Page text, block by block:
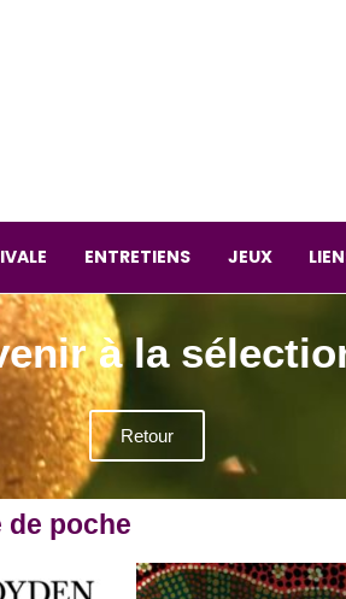
ENTRETIENS JEUX
à la
Retour
de poche